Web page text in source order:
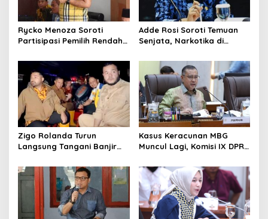
Rycko Menoza Soroti
Partisipasi Pemilih Rendah
Edukasi Politik
Adde Rosi Soroti Temuan
Senjata, Narkotika di
Siswa Harus Dijaga
Zigo Rolanda Turun
Langsung Tangani Banjir
Kasus Keracunan MBG
Muncul Lagi, Komisi IX DPR
Jalur Hukum